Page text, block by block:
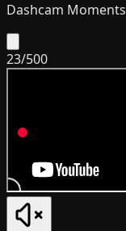
Dashcam Moments
23/500